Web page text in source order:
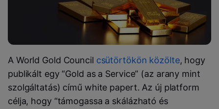
A World Gold Council csütörtökön közölte, hogy
publikált egy “Gold as a Service” (az arany mint
szolgáltatás) című white papert. Az új platform
célja, hogy “támogassa a skálázható és